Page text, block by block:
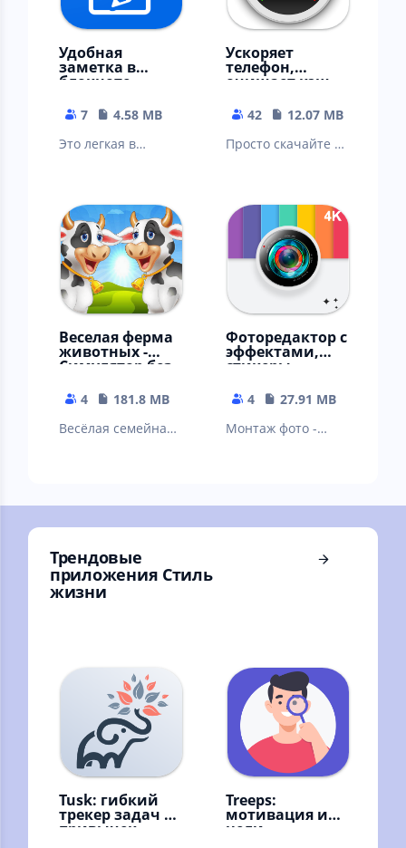
Удобная
заметка в
блокноте -
заметок
7
4.58 MB
Это легкая в
записная книжка
для Android
бесплатно
Ускоряет
телефон,
очищает кэш
ватсап
42
12.07 MB
Просто скачайте и
Веселая ферма
животных -
Симулятор без
4
181.8 MB
Весёлая семейная
Фоторедактор с
эффектами,
стикеры,
4
27.91 MB
Монтаж фото -
Трендовые
приложения Стиль
жизни
Tusk: гибкий
трекер задач и
привычек
Treeps:
мотивация и
цели